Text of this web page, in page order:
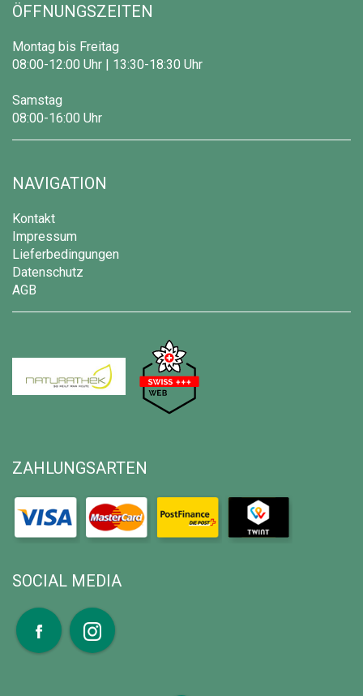
ÖFFNUNGSZEITEN
Montag bis Freitag
08:00-12:00 Uhr | 13:30-18:30 Uhr
Samstag
08:00-16:00 Uhr
NAVIGATION
Kontakt
Impressum
Lieferbedingungen
Datenschutz
AGB
ZAHLUNGSARTEN
SOCIAL MEDIA